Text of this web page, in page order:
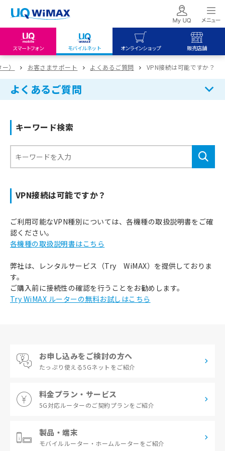
スマートフォン モバイルネット オンラインショップ 販売店舗
my UQ WiMAX
UQ WiMAX ご契約の方
My UQ mobile
UQ mobile
UQ mobile
オンラインショップ
UQ WiMAX
UQ mobile
販売店舗
UQ WiMAX
） お客さまサポート よくあるご質問 VPN接続は可能ですか？
よくあるご質問
キーワード検索
VPN接続は可能ですか？
ご利用可能なVPN種別については、各機種の取扱説明書をご確
認ください。
各機種の取扱説明書はこちら
弊社は、レンタルサービス（Try WiMAX）を提供しておりま
す。
ご購入前に接続性の確認を行うことをお勧めします。
Try WiMAX ルーターの無料お試しはこちら
お申し込みをご検討の方へ
たっぷり使える5Gネットをご紹介
料金プラン・サービス
5G対応ルーターのご契約プランをご紹介
製品・端末
モバイルルーター・ ホームルーターをご紹介